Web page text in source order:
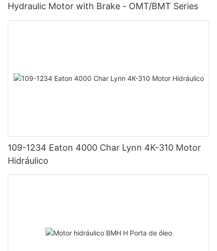
Hydraulic Motor with Brake - OMT/BMT Series
109-1234 Eaton 4000 Char Lynn 4K-310 Motor
Hidráulico